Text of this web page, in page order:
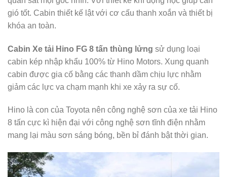
gió tốt. Cabin thiết kế lật với cơ cấu thanh xoắn và thiết bị
khóa an toàn.
Cabin Xe tải Hino FG 8 tấn thùng lửng sử dụng loại
cabin kép nhập khẩu 100% từ Hino Motors. Xung quanh
cabin được gia cố bằng các thanh dầm chịu lực nhằm
giảm các lực va chạm mạnh khi xe xảy ra sự cố.
Hino là con của Toyota nên công nghệ sơn của xe tải Hino
8 tấn cực kì hiện đại với công nghệ sơn tĩnh điện nhằm
mang lại màu sơn sáng bóng, bền bỉ đánh bật thời gian.